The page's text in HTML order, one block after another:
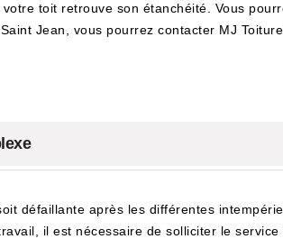
toit retrouve son étanchéité. Vous
Jean, vous pourrez contacter MJ
défaillante après les différentes
il est nécessaire de solliciter le